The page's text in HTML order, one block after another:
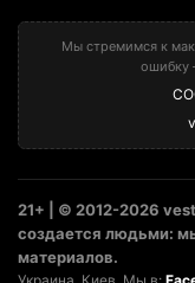
Мы стремимся к
ошибку
21+ | © 2012-2026
создается людьми:
материалов.